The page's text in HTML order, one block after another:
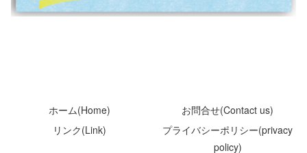
ホーム(Home)
お問合せ(Contact us)
リンク(Link)
プライバシーポリシー(privacy
policy)